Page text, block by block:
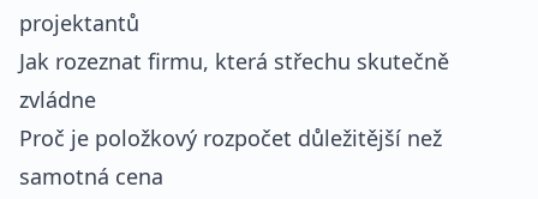
projektantů
Jak rozeznat firmu, která střechu skutečně
zvládne
Proč je položkový rozpočet důležitější než
samotná cena